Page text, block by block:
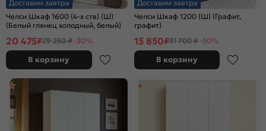
Доставим завтра
Челси Шкаф 1600 (4-х ств) (Ш)
(Белый глянец холодный, белый)
20 475₽29 250 ₽ -30%
В корзину
Доставим завтра
Челси Шкаф 1200 (Ш) (Графит,
графит)
15 850₽31 700 ₽ -50%
В корзину